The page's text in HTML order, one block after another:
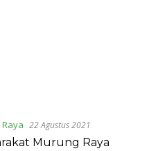
22 Agustus 2021
Murung Raya